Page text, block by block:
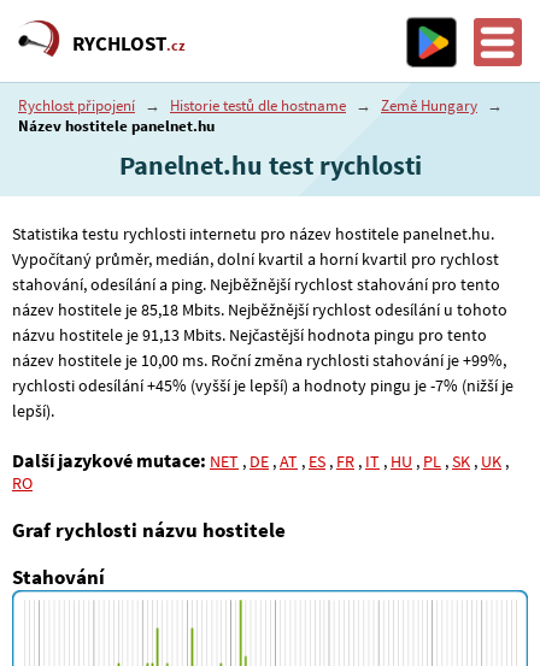
RYCHLOST.cz
Rychlost připojení → Historie testů dle hostname → Země Hungary →
Název hostitele panelnet.hu
Panelnet.hu test rychlosti
Statistika testu rychlosti internetu pro název hostitele panelnet.hu.
Vypočítaný průměr, medián, dolní kvartil a horní kvartil pro rychlost
stahování, odesílání a ping. Nejběžnější rychlost stahování pro tento
název hostitele je 85,18 Mbits. Nejběžnější rychlost odesílání u tohoto
názvu hostitele je 91,13 Mbits. Nejčastější hodnota pingu pro tento
název hostitele je 10,00 ms. Roční změna rychlosti stahování je +99%,
rychlosti odesílání +45% (vyšší je lepší) a hodnoty pingu je -7% (nižší je
lepší).
Další jazykové mutace: NET , DE ,AT , ES , FR , IT , HU , PL ,SK , UK ,
RO
Graf rychlosti názvu hostitele
Stahování